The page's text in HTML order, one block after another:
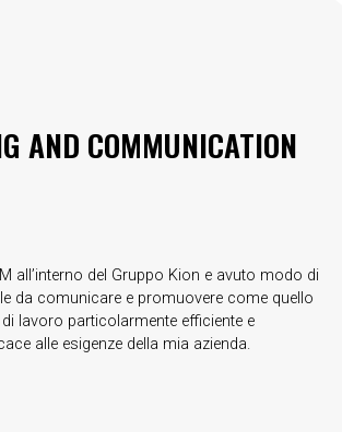
AND COMMUNICATION
all’interno del Gruppo Kion e avuto modo di
da comunicare e promuovere come quello
lavoro particolarmente efficiente e
alle esigenze della mia azienda.